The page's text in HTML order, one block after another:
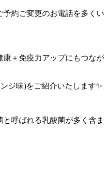
約ご変更のお電話を多くい
＋免疫力アップにもつなが
ジ味)をご紹介いたします✨
呼ばれる乳酸菌が多く含ま